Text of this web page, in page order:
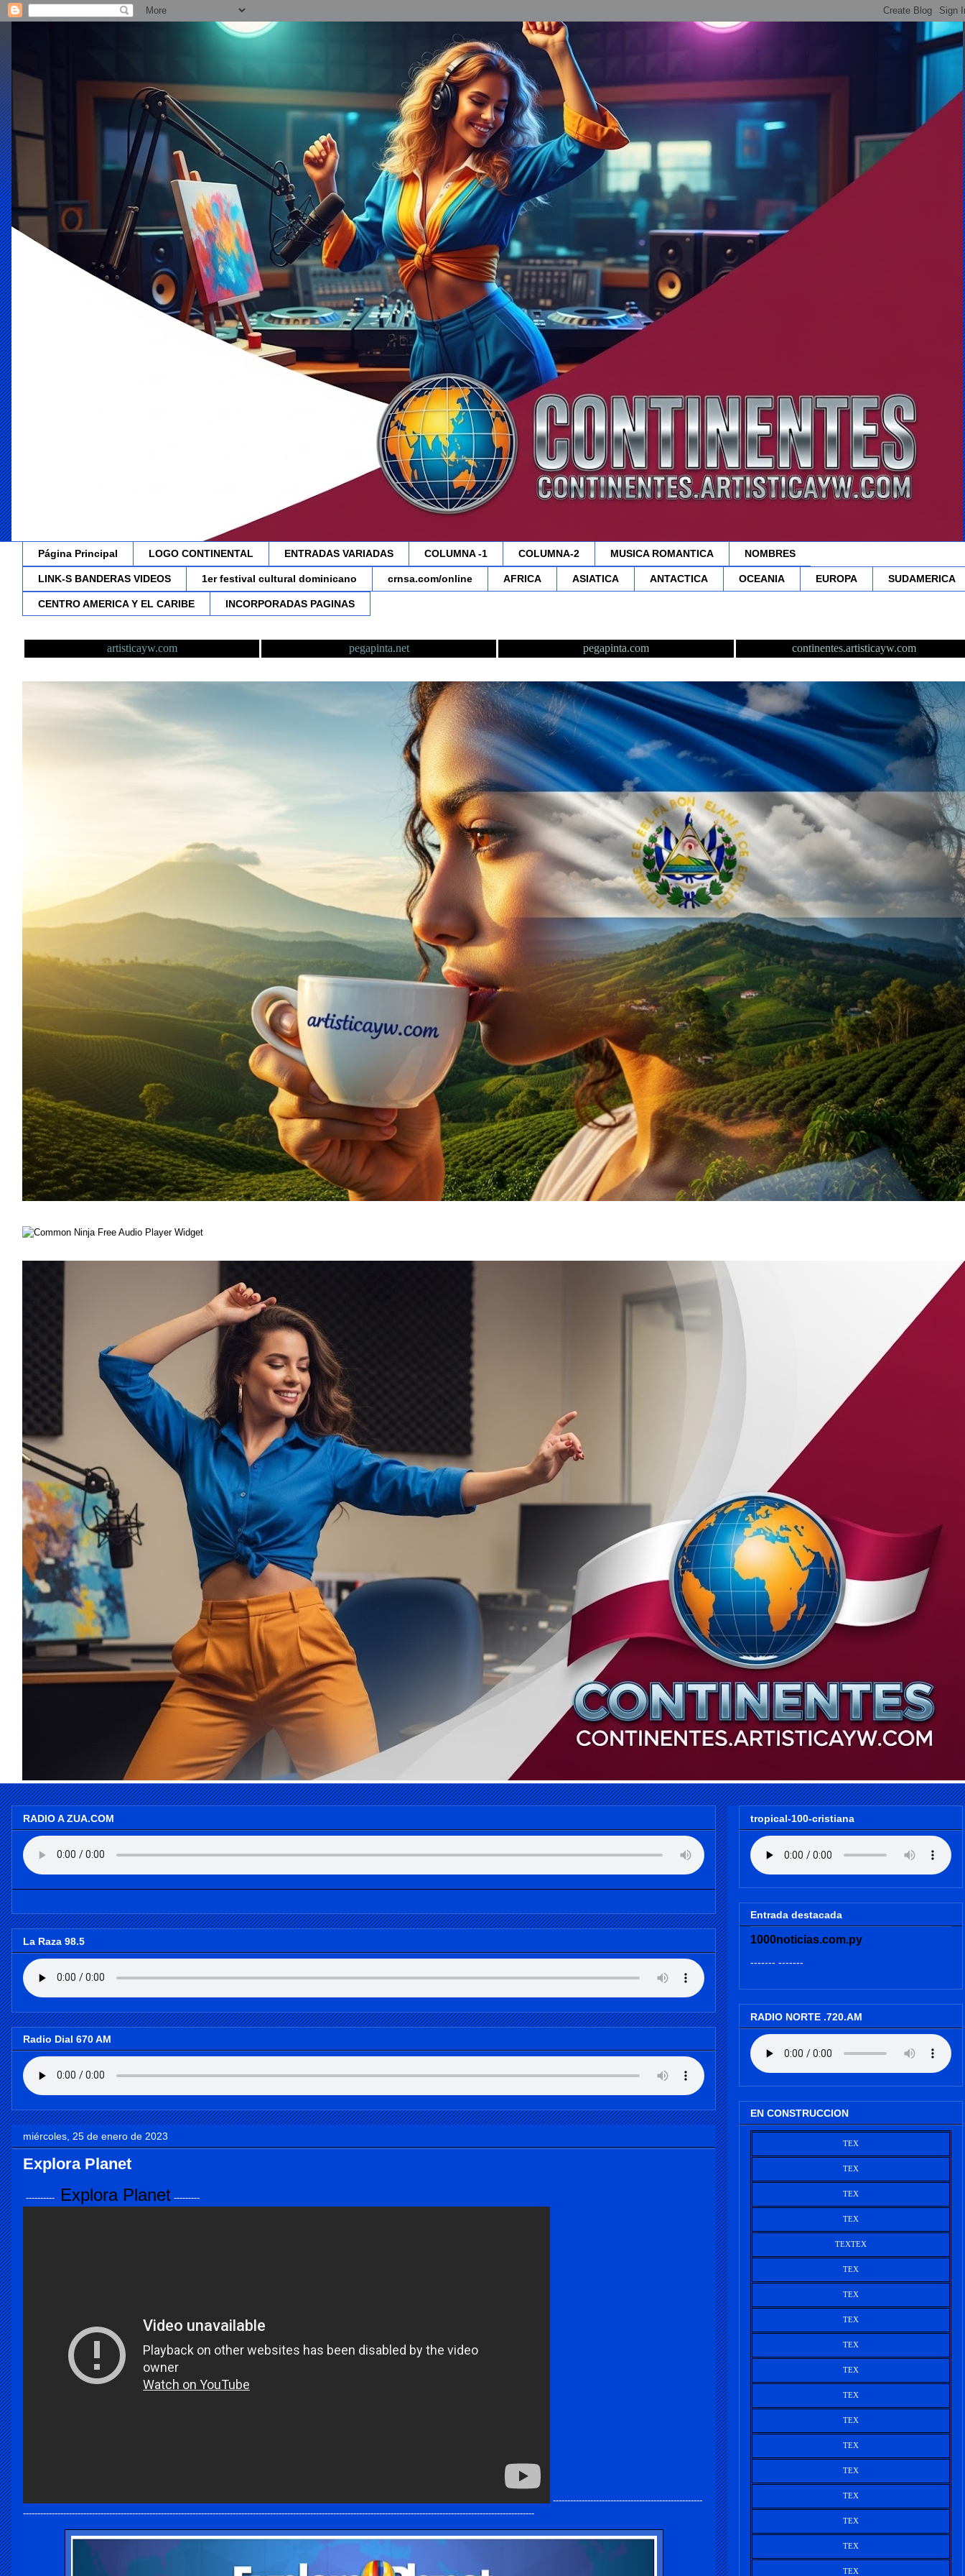
Página Principal LOGO CONTINENTAL ENTRADAS VARIADAS COLUMNA -1 COLUMNA-2 MUSICA ROMANTICA NOMBRES
LINK-S BANDERAS VIDEOS 1er festival cultural dominicano crnsa.com/online AFRICA ASIATICA ANTACTICA OCEANIA EUROPA SUDAMERICA
CENTRO AMERICA Y EL CARIBE INCORPORADAS PAGINAS
artisticayw.com pegapinta.net pegapinta.com continentes.artisticayw.com
Free Audio Player Widget
RADIO A ZUA.COM
La Raza 98.5
Radio Dial 670 AM
miércoles, 25 de enero de 2023
Explora Planet
---------- Explora Planet ---------
----------------------------------------------------
----------------------------------------------------------------------------------------------------------------------------------------------------------------------------------
tropical-100-cristiana
Entrada destacada
1000noticias.com.py
------- -------
RADIO NORTE .720.AM
EN CONSTRUCCION
TEX
TEX
TEX
TEX
TEXTEX
TEX
TEX
TEX
TEX
TEX
TEX
TEX
TEX
TEX
TEX
TEX
TEX
TEX